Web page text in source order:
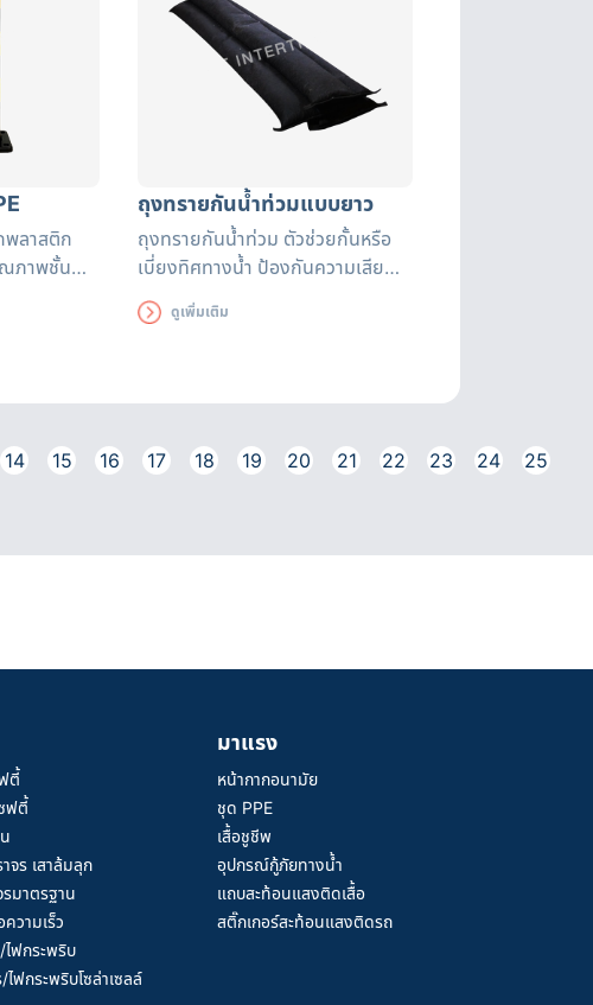
พลาสติก
ณภาพชั้น
ชนิด
ถุงทรายกันน้ำท่วมแบบยาว
ถุงทรายกันน้ำท่วม ตัวช่วยกั้นหรือ
เบี่ยงทิศทางน้ำ ป้องกันความเสีย
หายที่อาจเกิดขึ้น สามารถใช้ได้นาน
ถึง 3 เดือน ถุงทรายดูดซับน้ำได้
ดูเพิ่มเติม
14 15 16 17 18 19 20 21 22 23 24 25
ตี้
ฟตี้
าจร เสาล้มลุก
รมาตรฐาน
วามเร็ว
ไฟกระพริบ
ไฟกระพริบโซล่าเซลล์
มาแรง
หน้ากากอนามัย
ชุด PPE
เสื้อชูชีพ
อุปกรณ์กู้ภัยทางน้ำ
แถบสะท้อนแสงติดเสื้อ
สติ๊กเกอร์สะท้อนแสงติดรถ